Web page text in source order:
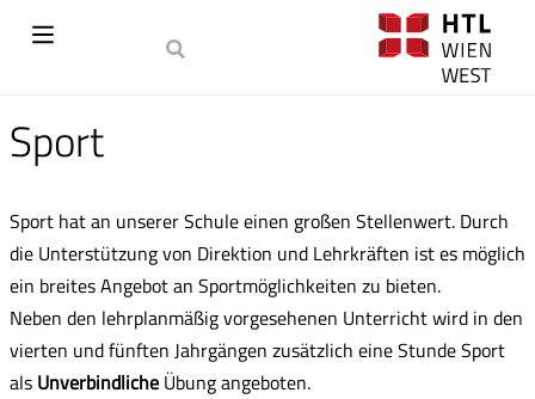
Sport
Sport hat an unserer Schule einen großen Stellenwert. Durch
die Unterstützung von Direktion und Lehrkräften ist es möglich
ein breites Angebot an Sportmöglichkeiten zu bieten.
Neben den lehrplanmäßig vorgesehenen Unterricht wird in den
vierten und fünften Jahrgängen zusätzlich eine Stunde Sport
als Unverbindliche Übung angeboten.